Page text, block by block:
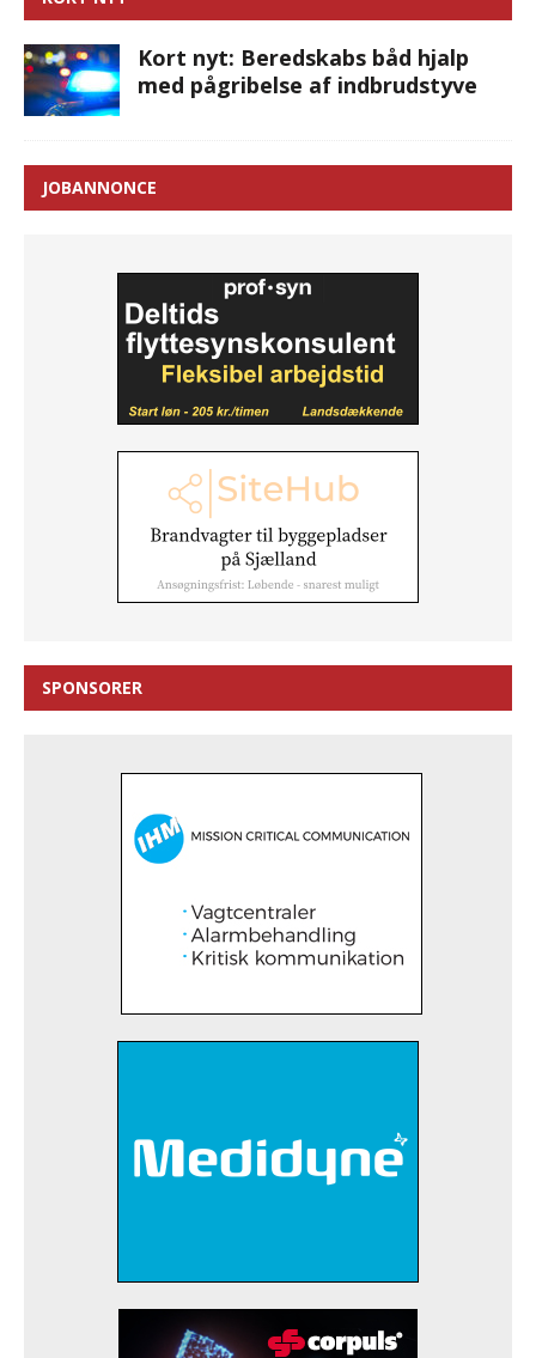
Kort nyt: Beredskabs båd hjalp
med pågribelse af indbrudstyve
JOBANNONCE
SPONSORER